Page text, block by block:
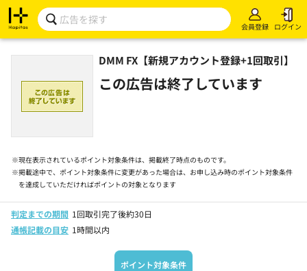
会員登録 ログイン
DMM FX【新規アカウント登録+1回取引】
この広告は終了しています
※現在表示されているポイント対象条件は、掲載終了時点のものです。
※掲載途中で、ポイント対象条件に変更があった場合は、お申し込み時のポイント対象条件
を達成していただければポイントの対象となります
判定までの期間 1回取引完了後約30日
通帳記載の目安 1時間以内
ポイント対象条件